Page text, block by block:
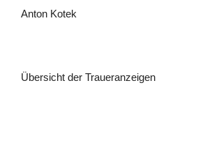
Anton Kotek
Übersicht der Traueranzeigen